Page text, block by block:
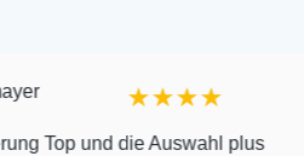
★★★★
die Auswahl plus